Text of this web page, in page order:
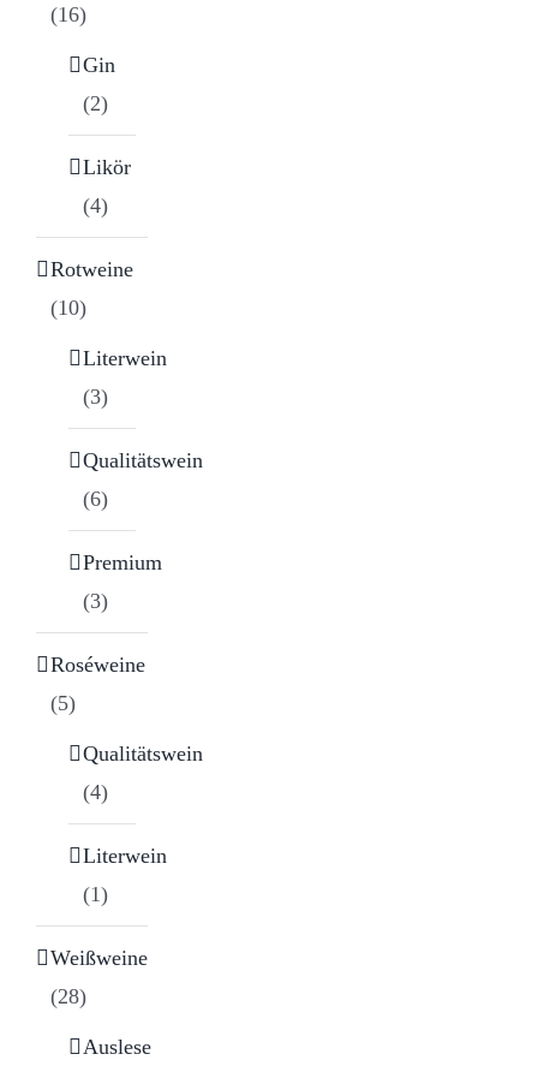
(16)
Gin
(2)
Likör
(4)
Rotweine
(10)
Literwein
(3)
Qualitätswein
(6)
Premium
(3)
Roséweine
(5)
Qualitätswein
(4)
Literwein
(1)
Weißweine
(28)
Auslese